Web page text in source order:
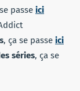
passe ici
, ça se passe ici
séries, ça se